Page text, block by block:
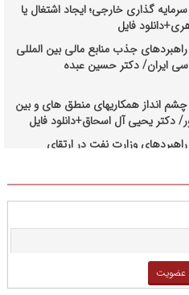
گذاری خارجی؛ ایجاد اشتغال یا
فایل
جذب منابع مالی بین المللی
ایران/ دکتر حسین عبده
انداز همکاریهای منطق های و بین
دکتر یحیی آل اسحاق+دانلود فایل
وزارت نفت در ارتقای
در کسب و کارهای پروژه